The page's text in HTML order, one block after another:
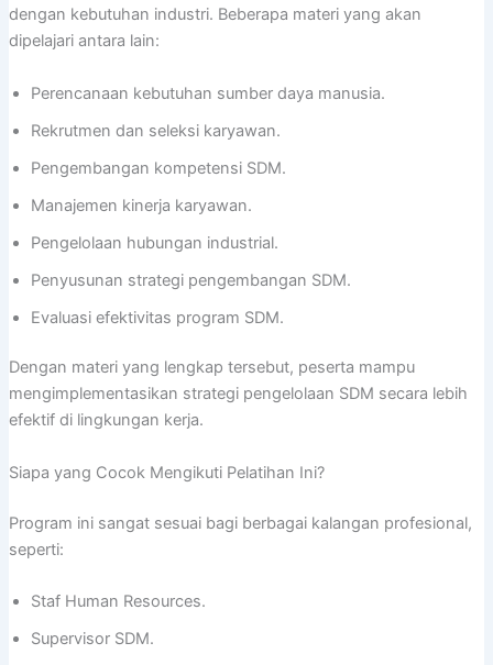
dengan kebutuhan industri. Beberapa materi yang akan
dipelajari antara lain:
Perencanaan kebutuhan sumber daya manusia.
Rekrutmen dan seleksi karyawan.
Pengembangan kompetensi SDM.
Manajemen kinerja karyawan.
Pengelolaan hubungan industrial.
Penyusunan strategi pengembangan SDM.
Evaluasi efektivitas program SDM.
Dengan materi yang lengkap tersebut, peserta mampu
mengimplementasikan strategi pengelolaan SDM secara lebih
efektif di lingkungan kerja.
Siapa yang Cocok Mengikuti Pelatihan Ini?
Program ini sangat sesuai bagi berbagai kalangan profesional,
seperti:
Staf Human Resources.
Supervisor SDM.